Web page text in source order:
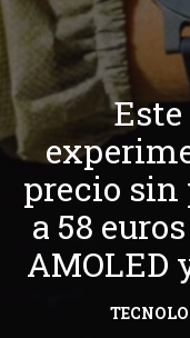
precio sin
a 58
AMOLED